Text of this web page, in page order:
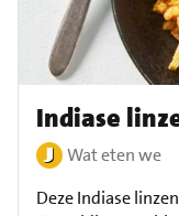
Indiase
Wat eten we
Deze Indiase